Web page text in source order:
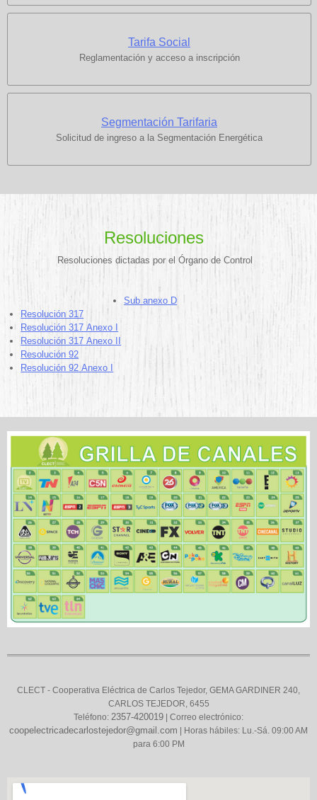
Tarifa Social
Reglamentación y acceso a inscripción
Segmentación Tarifaria
Solicitud de ingreso a la Segmentación Energética
Resoluciones
Resoluciones dictadas por el Órgano de Control
Sub anexo D
Resolución 317
Resolución 317 Anexo I
Resolución 317 Anexo II
Resolución 92
Resolución 92 Anexo I
CLECT - Cooperativa Eléctrica de Carlos Tejedor, GEMA GARDINER 240,
CARLOS TEJEDOR, 6455
Teléfono: 2357-420019 | Correo electrónico:
coopelectricadecarlostejedor@gmail.com | Horas hábiles: Lu.-Sá. 09:00 AM
para 6:00 PM